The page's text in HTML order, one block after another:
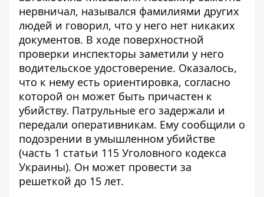
нервничал, назывался фамилиями других
людей и говорил, что у него нет никаких
документов. В ходе поверхностной
проверки инспекторы заметили у него
водительское удостоверение. Оказалось,
что к нему есть ориентировка, согласно
которой он может быть причастен к
убийству. Патрульные его задержали и
передали оперативникам. Ему сообщили о
подозрении в умышленном убийстве
(часть 1 статьи 115 Уголовного кодекса
Украины). Он может провести за
решеткой до 15 лет.